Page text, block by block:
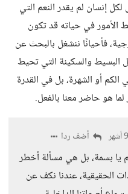
إنسان لم يقدر النعم التي
في حياته قد تكون
فأحيانًا ننشغل بالبحث عن
البسيط والسكينة التي تحيط
الكم أو الشهرة، بل في القدرة
لما هو حاضر معنا بالفعل.
أضف ردا
يا بسمة، بل هي مسألة أخطر
الحقيقية، عندنا نكف عن